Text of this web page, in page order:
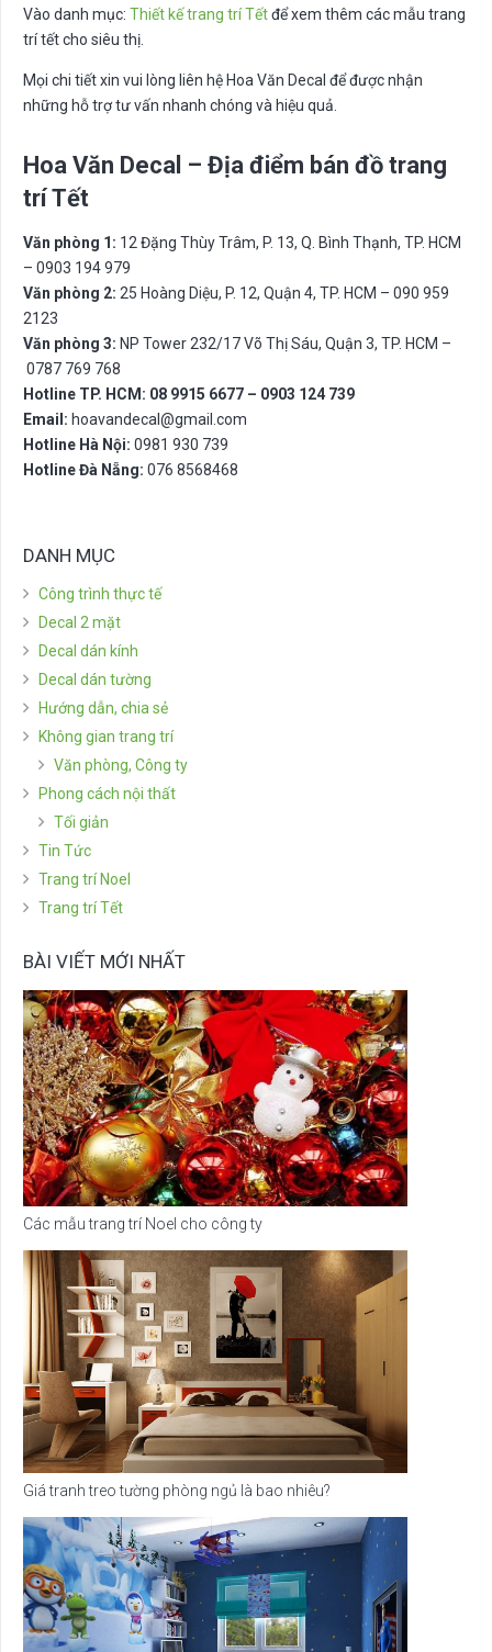
Vào danh mục: Thiết kế trang trí Tếtđể xem thêm các mẫu trang
trí tết cho siêu thị.
Mọi chi tiết xin vui lòng liên hệ Hoa Văn Decal để được nhận
những hỗ trợ tư vấn nhanh chóng và hiệu quả.
Hoa Văn Decal – Địa điểm bán đồ trang
trí Tết
Văn phòng 1: 12 Đặng Thùy Trâm, P. 13, Q. Bình Thạnh, TP. HCM
– 0903 194 979
Văn phòng 2: 25 Hoàng Diệu, P. 12, Quận 4, TP. HCM – 090 959
2123
Văn phòng 3: NP Tower 232/17 Võ Thị Sáu, Quận 3, TP. HCM –
0787 769 768
Hotline TP. HCM: 08 9915 6677 – 0903 124 739
Email: hoavandecal@gmail.com
Hotline Hà Nội: 0981 930 739
Hotline Đà Nẵng: 076 8568468
DANH MỤC
Công trình thực tế
Decal 2 mặt
Decal dán kính
Decal dán tường
Hướng dẫn, chia sẻ
Không gian trang trí
Văn phòng, Công ty
Phong cách nội thất
Tối giản
Tin Tức
Trang trí Noel
Trang trí Tết
BÀI VIẾT MỚI NHẤT
Các mẫu trang trí Noel cho công ty
Giá tranh treo tường phòng ngủ là bao nhiêu?